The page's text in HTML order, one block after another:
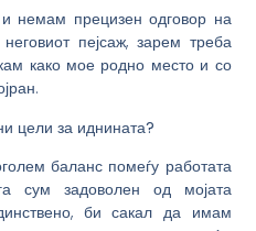
немам прецизен одговор на
пејсаж, зарем треба
како мое родно место и со
цели за иднината?
баланс помеѓу работата
сум задоволен од мојата
би сакал да имам